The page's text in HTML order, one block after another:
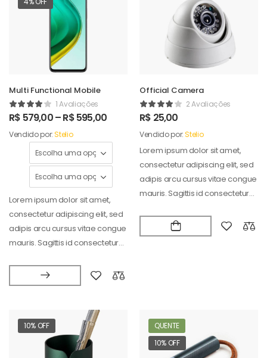
Multi Functional Mobile
1 Avaliações
R$ 579,00–R$595,00
Vendido por:Stelio
Lorem ipsum dolor sit amet,
consectetur adipiscing elit, sed
adipis arcu cursus vitae congue
mauris. Sagittis id consectetur
Official Camera
2 Avaliações
R$ 25,00
Vendido por:Stelio
Lorem ipsum dolor sit amet,
consectetur adipiscing elit, sed
adipis arcu cursus vitae congue
mauris. Sagittis id consectetur
10% OFF
QUENTE
10% OFF